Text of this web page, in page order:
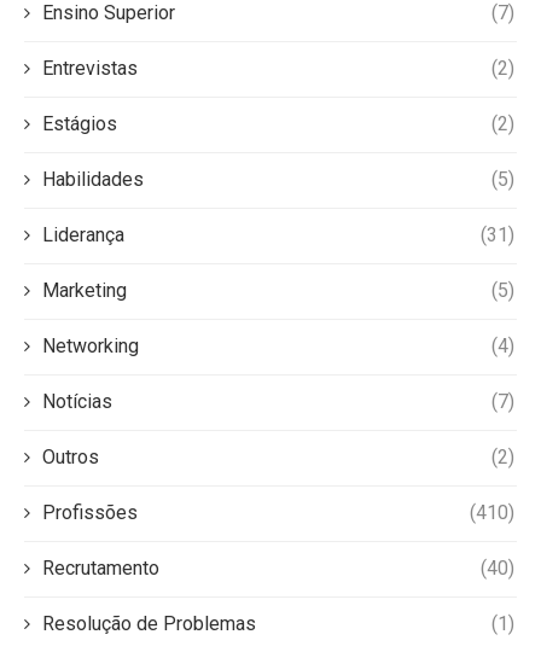
Ensino Superior (7)
Entrevistas (2)
Estágios (2)
Habilidades (5)
Liderança (31)
Marketing (5)
Networking (4)
Notícias (7)
Outros (2)
Profissões (410)
Recrutamento (40)
Resolução de Problemas (1)